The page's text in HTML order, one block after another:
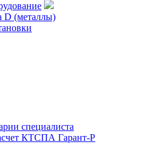
D (металлы)
специалиста
КТСПА Гарант-Р